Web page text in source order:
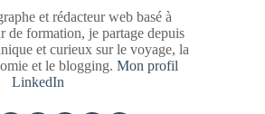
et rédacteur web basé à
de formation, je partage depuis
et curieux sur le voyage, la
et le blogging. Mon profil
LinkedIn